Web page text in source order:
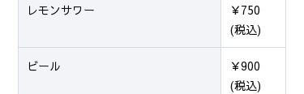
レモンサワー
￥750
(税込)
ビール
￥900
(税込)